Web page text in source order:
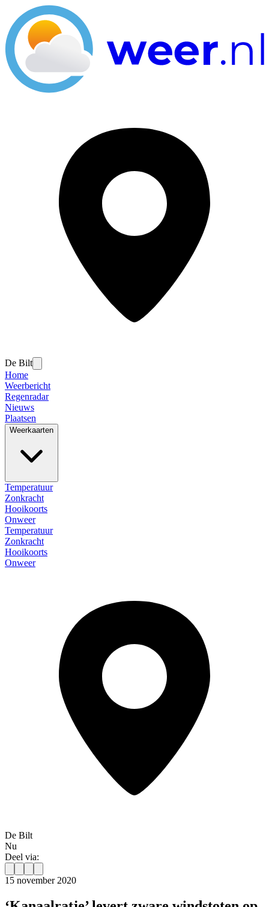
De Bilt
Home
Weerbericht
Regenradar
Nieuws
Plaatsen
Weerkaarten
Temperatuur
Zonkracht
Hooikoorts
Onweer
Temperatuur
Zonkracht
Hooikoorts
Onweer
De Bilt
Nu
Deel via:
15 november 2020